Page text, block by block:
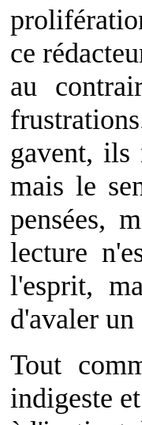
ce
au
gavent, ils
mais le
pensées,
lecture
l'esprit,
d'avaler
Tout
indigeste